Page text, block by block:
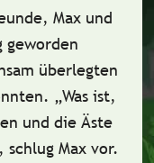
Maxund
geworden
überlegten
„Was ist,
und die Äste
Max vor.